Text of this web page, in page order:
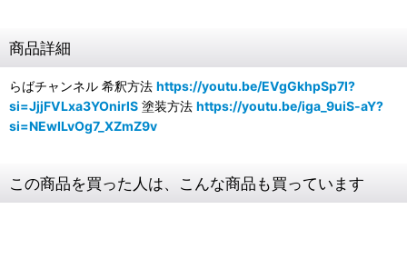
商品詳細
らばチャンネル 希釈方法 https://youtu.be/EVgGkhpSp7I?
si=JjjFVLxa3YOnirlS 塗装方法 https://youtu.be/iga_9uiS-aY?
si=NEwILvOg7_XZmZ9v
この商品を買った人は、こんな商品も買っています